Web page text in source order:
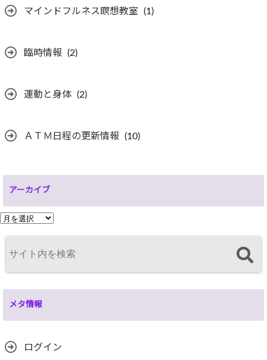
マインドフルネス瞑想教室 (1)
臨時情報 (2)
運動と身体 (2)
ＡＴＭ日程の更新情報 (10)
アーカイブ
ア
メタ情報
ログイン